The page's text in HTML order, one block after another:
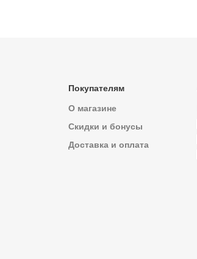
Покупателям
О магазине
Скидки и бонусы
Доставка и оплата